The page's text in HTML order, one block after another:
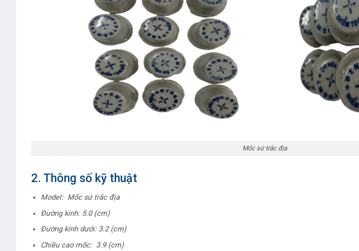
Mốc sứ trắc địa
2. Thông số kỹ thuật
Model: Mốc sứ trắc địa
Đường kính: 5.0 (cm)
Đường kính dưới: 3.2 (cm)
Chiều cao mốc: 3.9 (cm)